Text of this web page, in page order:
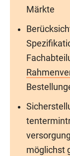
Märkte
möglichst